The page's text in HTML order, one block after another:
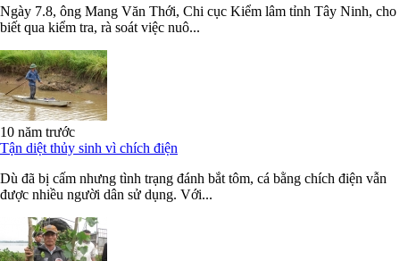
Ngày 7.8, ông Mang Văn Thới, Chi cục Kiểm lâm tỉnh Tây Ninh, cho
biết qua kiểm tra, rà soát việc nuô...
10 năm trước
Tận diệt thủy sinh vì chích điện
Dù đã bị cấm nhưng tình trạng đánh bắt tôm, cá bằng chích điện vẫn
được nhiều người dân sử dụng. Với...